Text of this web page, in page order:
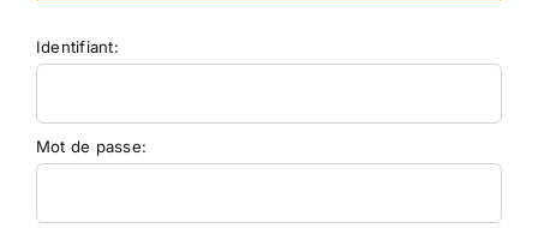
Identifiant:
Mot de passe: